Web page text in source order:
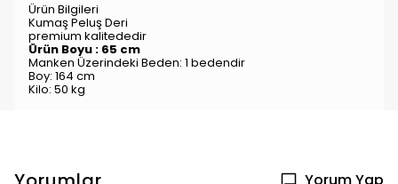
Ürün Bilgileri
Kumaş Peluş Deri
premium kalitededir
Ürün Boyu : 65 cm
Manken Üzerindeki Beden: 1 bedendir
Boy: 164 cm
Kilo: 50 kg